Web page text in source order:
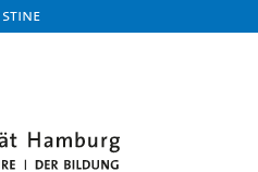
STiNE